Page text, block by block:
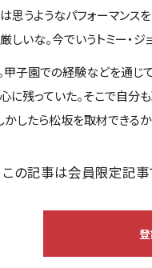
思うようなパフォーマン
しいな。今でいうトミー・
子園での経験などを通じ
に残っていた。そこで自
かしたら松坂を取材でき